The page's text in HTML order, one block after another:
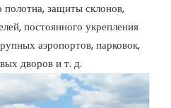
защиты склонов,
постоянного укрепления
аэропортов, парковок,
дворов и т. д.